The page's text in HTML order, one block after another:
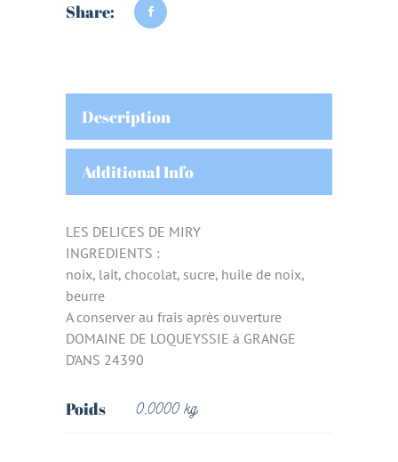
Share:
Description
Additional Info
LES DELICES DE MIRY
INGREDIENTS :
noix, lait, chocolat, sucre, huile de noix,
beurre
A conserver au frais après ouverture
DOMAINE DE LOQUEYSSIE à GRANGE
D’ANS 24390
Poids 0,0000 kg